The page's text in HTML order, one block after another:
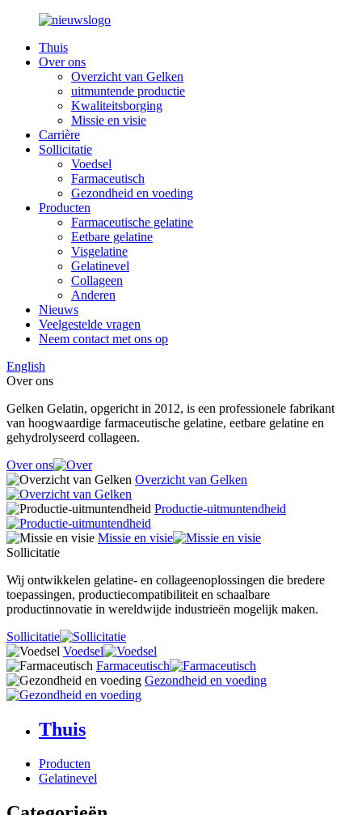
Thuis
Over ons
Overzicht van Gelken
uitmuntende productie
Kwaliteitsborging
Missie en visie
Carrière
Sollicitatie
Voedsel
Farmaceutisch
Gezondheid en voeding
Producten
Farmaceutische gelatine
Eetbare gelatine
Visgelatine
Gelatinevel
Collageen
Anderen
Nieuws
Veelgestelde vragen
Neem contact met ons op
English
Over ons
Gelken Gelatin, opgericht in 2012, is een professionele fabrikant
van hoogwaardige farmaceutische gelatine, eetbare gelatine en
gehydrolyseerd collageen.
Over ons
Overzicht van Gelken
Productie-uitmuntendheid
Missie en visie
Sollicitatie
Wij ontwikkelen gelatine- en collageenoplossingen die bredere
toepassingen, productiecompatibiliteit en schaalbare
productinnovatie in wereldwijde industrieën mogelijk maken.
Sollicitatie
Voedsel
Farmaceutisch
Gezondheid en voeding
Thuis
Producten
Gelatinevel